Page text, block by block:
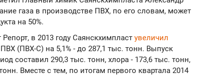
газа в производстве ПВХ, по его словам, может
на 50%.
в 2013 году Саянскхимпласт увеличил
(ПВХ-С) на 5,1% - до 287,1 тыс. тонн. Выпуск
составил 290,3 тыс. тонн, хлора - 173,6 тыс. тонн,
Вместе с тем, по итогам первого квартала 2014